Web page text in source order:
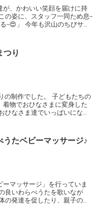
、かわいい笑顔を届けに持
つり
た。 子どもたちの
物でおひなさまに変身した
うたベビーマッサージ♪
マッサージ」を行っていま